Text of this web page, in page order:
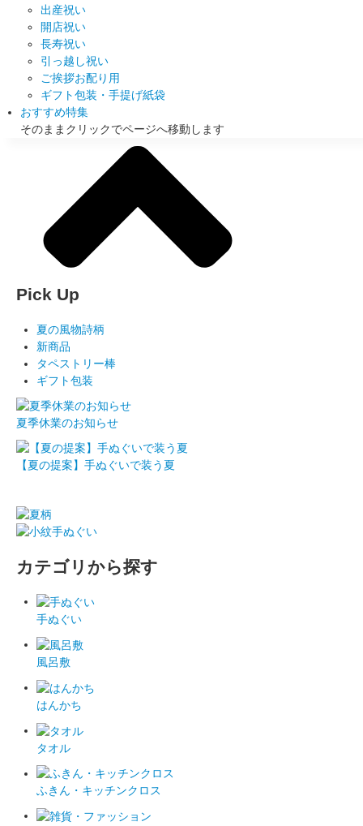
出産祝い
開店祝い
長寿祝い
引っ越し祝い
ご挨拶お配り用
ギフト包装・手提げ紙袋
おすすめ特集
そのままクリックでページへ移動します
Pick Up
夏の風物詩柄
新商品
タペストリー棒
ギフト包装
夏季休業のお知らせ
【夏の提案】手ぬぐいで装う夏
カテゴリから探す
手ぬぐい
風呂敷
はんかち
タオル
ふきん・キッチンクロス